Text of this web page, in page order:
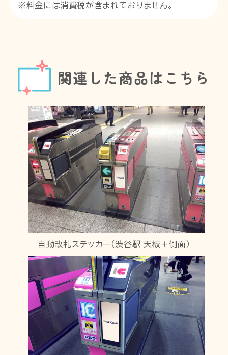
※料金には消費税が含まれておりません。
関連した商品はこちら
自動改札ステッカー（渋谷駅 天板＋側面）